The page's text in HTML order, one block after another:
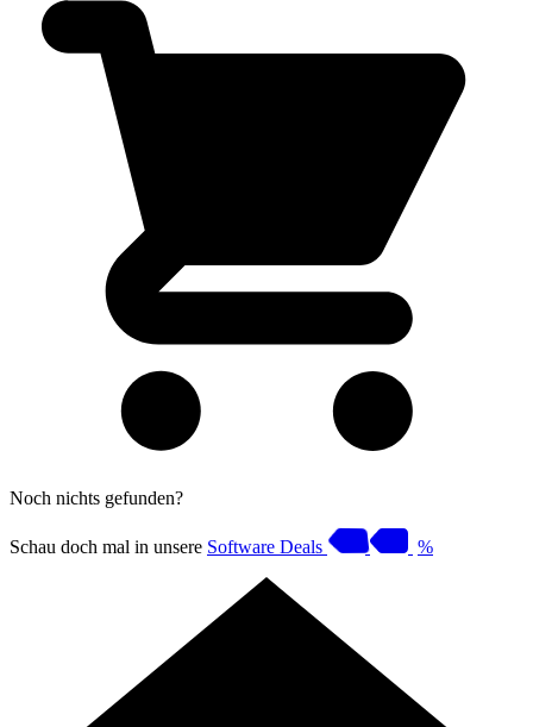
Noch nichts gefunden?
Schau doch mal in unsere Software Deals %